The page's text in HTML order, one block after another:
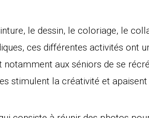
le dessin, le coloriage, le
ces différentes activités ont
aux séniors de se
stimulent la créativité et